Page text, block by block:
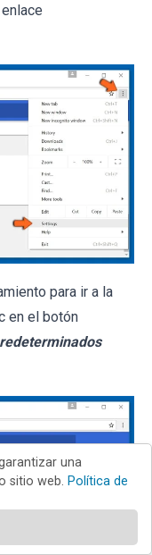
para ir a la
en el botón
una
sitio web. Política de